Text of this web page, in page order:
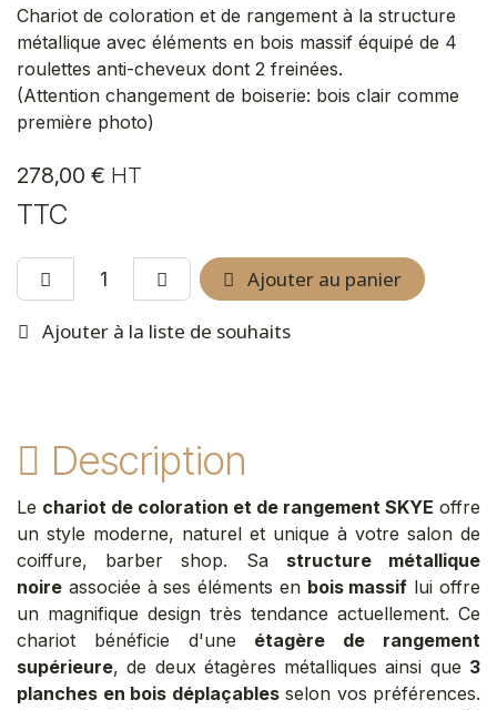
Chariot de coloration et de rangement à la structure
métallique avec éléments en bois massif équipé de 4
roulettes anti-cheveux dont 2 freinées.
(Attention changement de boiserie: bois clair comme
première photo)
278,00 € HT
TTC
Ajouter au panier
Ajouter à la liste de souhaits
Description
Le chariot de coloration et de rangement SKYE offre
un style moderne, naturel et unique à votre salon de
coiffure, barber shop. Sa structure métallique
noire associée à ses éléments en bois massif lui offre
un magnifique design très tendance actuellement. Ce
chariot bénéficie d'une étagère de rangement
supérieure, de deux étagères métalliques ainsi que 3
planches en bois déplaçablesselon vos préférences.